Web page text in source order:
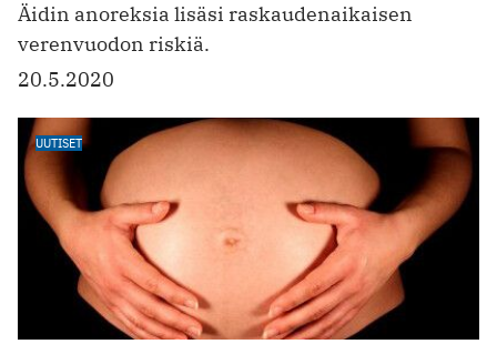
Äidin anoreksia lisäsi raskauden­aikaisen
verenvuodon riskiä. ­
20.5.2020
UUTISET